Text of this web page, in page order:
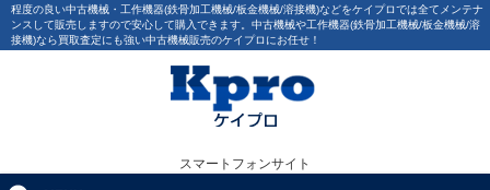
程度の良い中古機械・工作機器(鉄骨加工機械/板金機械/溶接機)などをケイプロでは全てメンテナ
ンスして販売しますので安心して購入できます。中古機械や工作機器(鉄骨加工機械/板金機械/溶
接機)なら買取査定にも強い中古機械販売のケイプロにお任せ！
スマートフォンサイト